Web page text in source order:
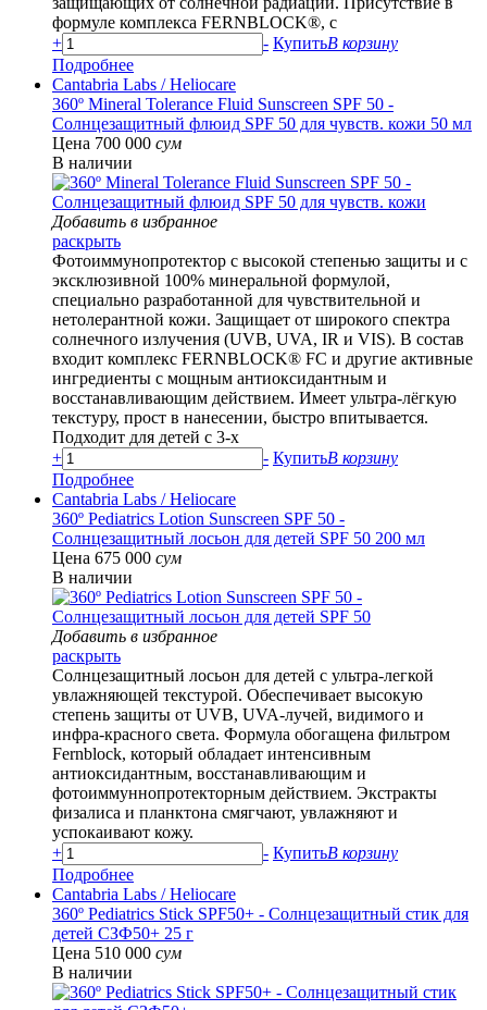
формуле комплекса FERNBLOCK®, с
+
- КупитьВ корзину
Подробнее
Cantabria Labs / Heliocare
360º Mineral Tolerance Fluid Sunscreen SPF 50 -
Солнцезащитный флюид SPF 50 для чувств. кожи 50 мл
Цена 700 000 сум
В наличии
Добавить в избранное
раскрыть
Фотоиммунопротектор с высокой степенью защиты и с
эксклюзивной 100% минеральной формулой,
специально разработанной для чувствительной и
нетолерантной кожи. Защищает от широкого спектра
солнечного излучения (UVB, UVA, IR и VIS). В состав
входит комплекс FERNBLOCK® FC и другие активные
ингредиенты с мощным антиоксидантным и
восстанавливающим действием. Имеет ультра-лёгкую
текстуру, прост в нанесении, быстро впитывается.
Подходит для детей с 3-х
+
- КупитьВ корзину
Подробнее
Cantabria Labs / Heliocare
360º Pediatrics Lotion Sunscreen SPF 50 -
Солнцезащитный лосьон для детей SPF 50 200 мл
Цена 675 000 сум
В наличии
Добавить в избранное
раскрыть
Солнцезащитный лосьон для детей с ультра-легкой
увлажняющей текстурой. Обеспечивает высокую
степень защиты от UVB, UVA-лучей, видимого и
инфра-красного света. Формула обогащена фильтром
Fernblock, который обладает интенсивным
антиоксидантным, восстанавливающим и
фотоиммуннопротекторным действием. Экстракты
физалиса и планктона смягчают, увлажняют и
успокаивают кожу.
+
- КупитьВ корзину
Подробнее
Cantabria Labs / Heliocare
360º Pediatrics Stick SPF50+ - Солнцезащитный стик для
детей СЗФ50+ 25 г
Цена 510 000 сум
В наличии